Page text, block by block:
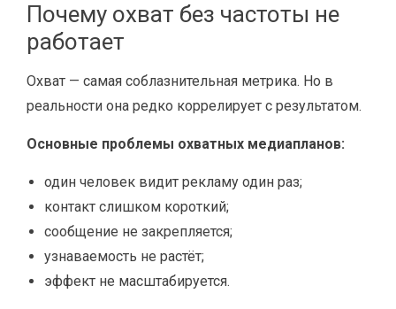
Почему охват без частоты не
работает
Охват — самая соблазнительная метрика. Но в
реальности она редко коррелирует с результатом.
Основные проблемы охватных медиапланов:
один человек видит рекламу один раз;
контакт слишком короткий;
сообщение не закрепляется;
узнаваемость не растёт;
эффект не масштабируется.